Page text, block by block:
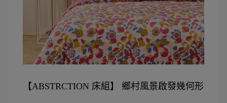
【ABSTRCTION 床組】 鄉村風景啟發幾何形